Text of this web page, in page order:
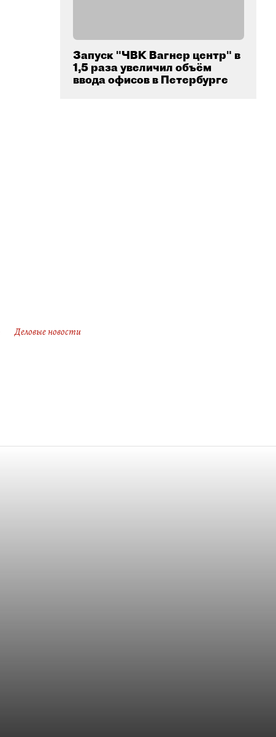
Запуск "ЧВК Вагнер центр" в
1,5 раза увеличил объём
ввода офисов в Петербурге
Деловые новости